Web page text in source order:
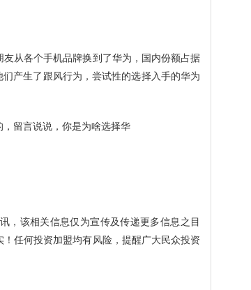
从各个手机品牌换到了华为，国内份额占据
产生了跟风行为，尝试性的选择入手的华为
留言说说，你是为啥选择华
，该相关信息仅为宣传及传递更多信息之目
任何投资加盟均有风险，提醒广大民众投资